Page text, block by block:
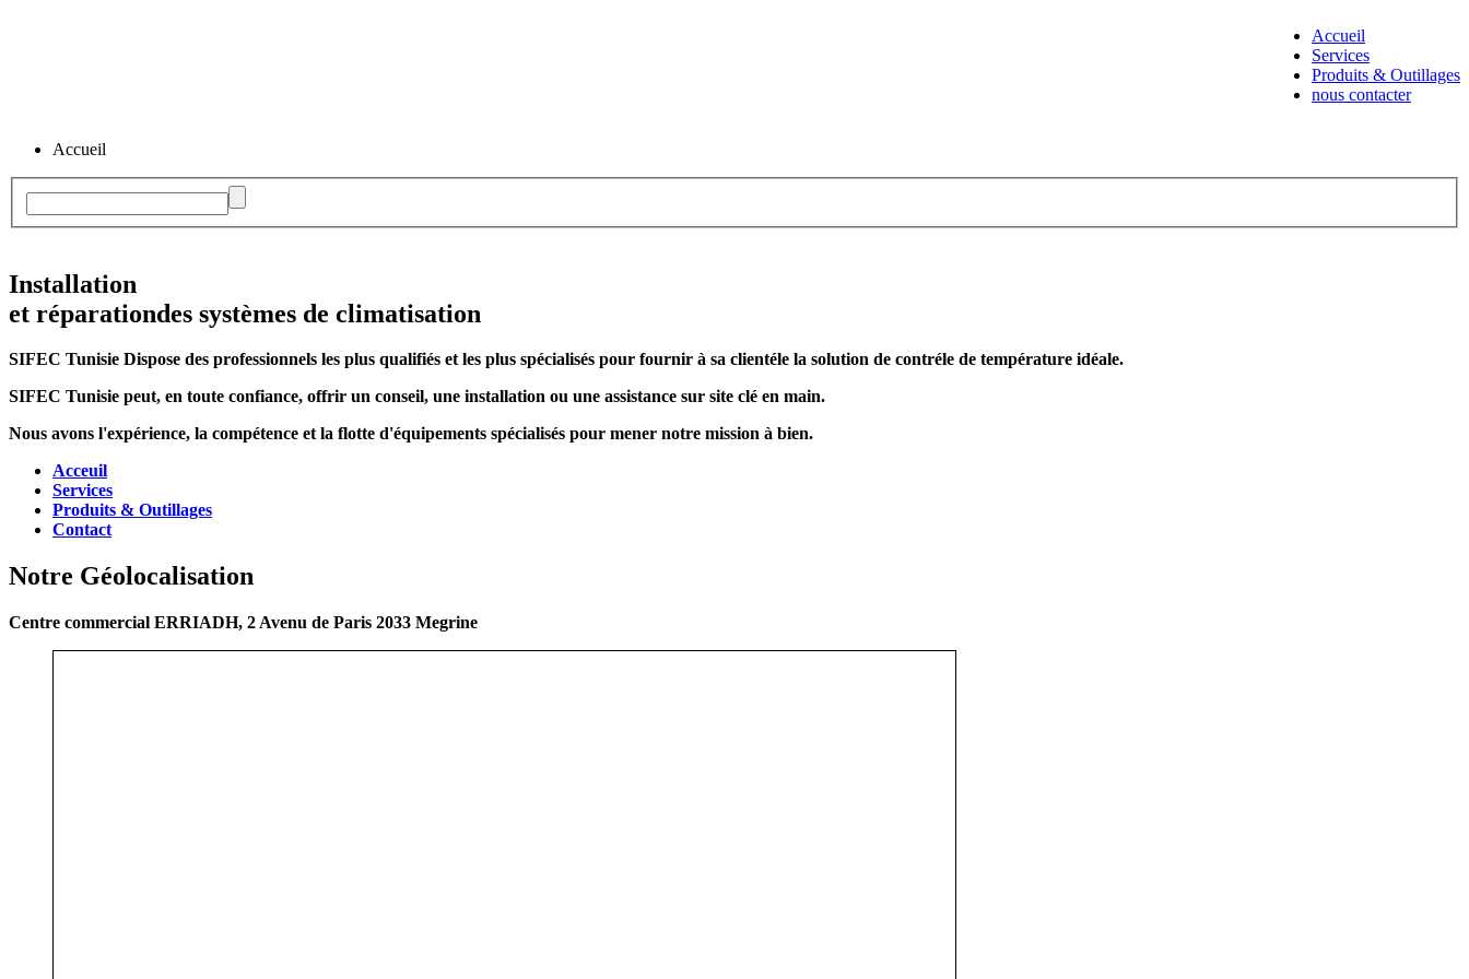
Accueil
Services
Produits & Outillages
nous contacter
Accueil
Installation
et réparationdes systèmes de climatisation
SIFEC Tunisie Dispose des professionnels les plus qualifiés et les plus spécialisés pour fournir à sa clientéle la solution de contréle de température idéale.
SIFEC Tunisie peut, en toute confiance, offrir un conseil, une installation ou une assistance sur site clé en main.
Nous avons l'expérience, la compétence et la flotte d'équipements spécialisés pour mener notre mission à bien.
Acceuil
Services
Produits & Outillages
Contact
Notre Géolocalisation
Centre commercial ERRIADH, 2 Avenu de Paris 2033 Megrine